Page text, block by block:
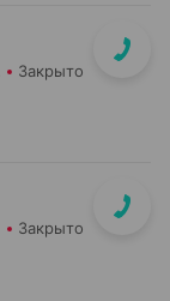
Закрыто
Закрыто